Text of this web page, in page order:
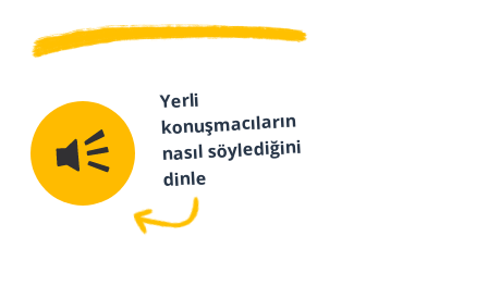
Yerli
konuşmacıların
nasıl söylediğini
dinle